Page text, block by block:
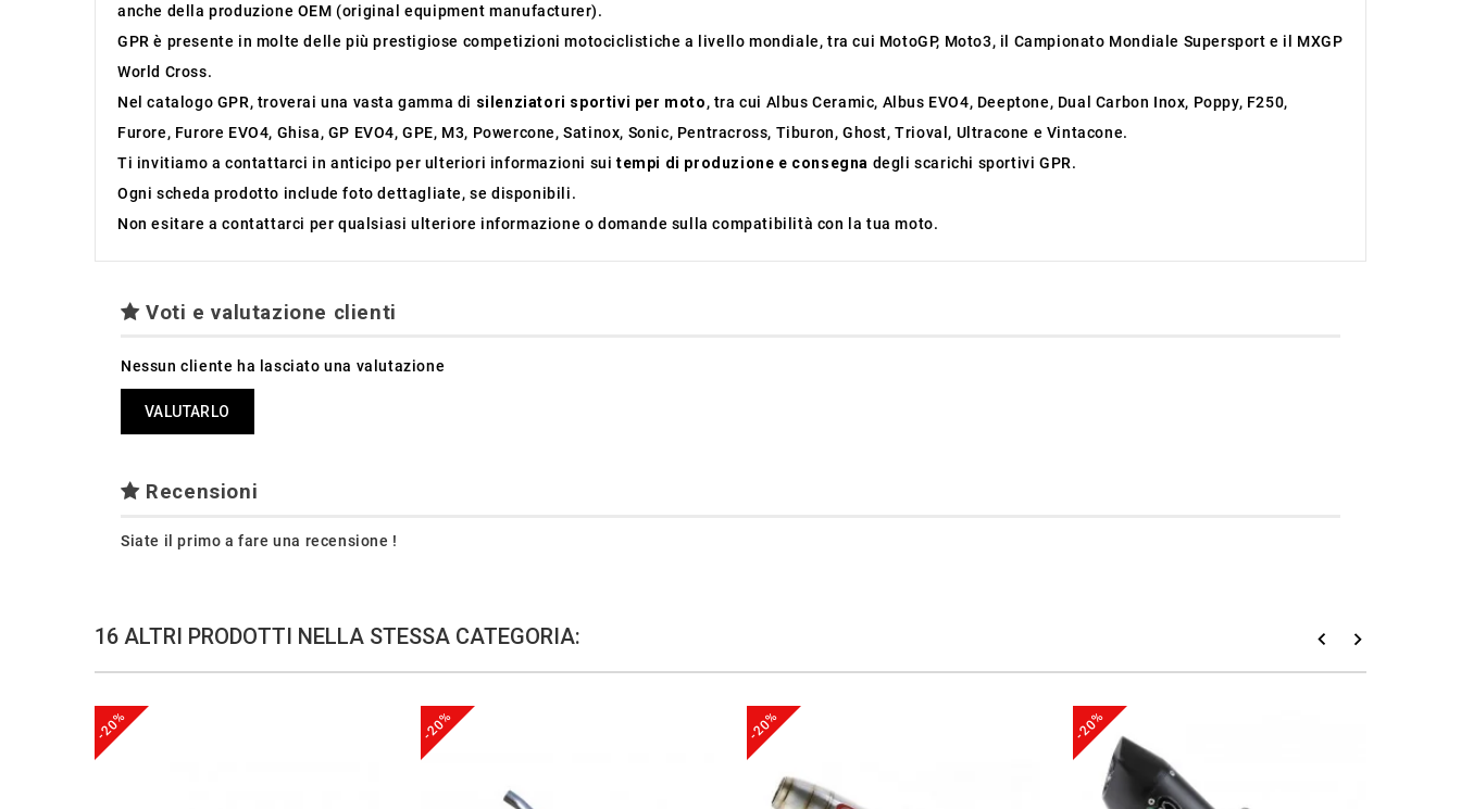
anche della produzione OEM (original equipment manufacturer).
GPR è presente in molte delle più prestigiose competizioni motociclistiche a livello mondiale, tra cui MotoGP, Moto3, il Campionato Mondiale Supersport e il MXGP
World Cross.
Nel catalogo GPR, troverai una vasta gamma di silenziatori sportivi per moto, tra cui Albus Ceramic, Albus EVO4, Deeptone, Dual Carbon Inox, Poppy, F250,
Furore, Furore EVO4, Ghisa, GP EVO4, GPE, M3, Powercone, Satinox, Sonic, Pentracross, Tiburon, Ghost, Trioval, Ultracone e Vintacone.
Ti invitiamo a contattarci in anticipo per ulteriori informazioni sui tempi di produzione e consegna degli scarichi sportivi GPR.
Ogni scheda prodotto include foto dettagliate, se disponibili.
Non esitare a contattarci per qualsiasi ulteriore informazione o domande sulla compatibilità con la tua moto.
Voti e valutazione clienti
Nessun cliente ha lasciato una valutazione
VALUTARLO
Recensioni
Siate il primo a fare una recensione !
16 ALTRI PRODOTTI NELLA STESSA CATEGORIA:
-20% -20% -20% -20%